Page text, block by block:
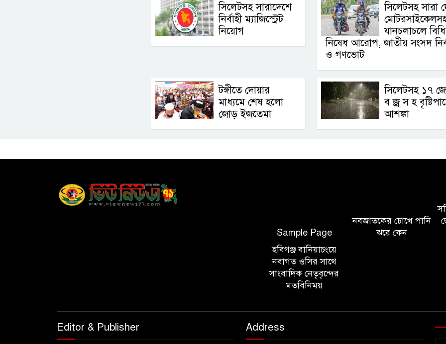
সিলেটসহ সারাদেশে
নির্বাহী ম্যাজিস্ট্রেট
নিয়োগ
সিলেটসহ সারা
যানচলাচলে
নিষেধ আরোপ, জাতীয় সংসদ
ও গণভোট
টঙ্গীতে দোয়ার
মাধ্যমে শেষ হলো
জোড় ইজতেমা
সিলেটসহ ১৭
ব জ্র স হ
আশঙ্কা
Sample Page
নবজাতকের চোখে পানি
ঝরে কেন
হবিগঞ্জ বানিয়াচংয়ে
নবাগত ওসির সাথে
সাংবাদিক নেতৃবৃন্দের
মতবিনিময়
Editor & Publisher Address